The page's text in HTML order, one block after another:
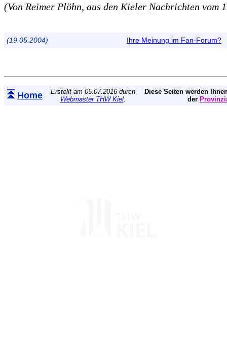
(Von Reimer Plöhn, aus den Kieler Nachrichten vom
(19.05.2004) Ihre Meinung im Fan-Forum?
Home
Erstellt am 05.07.2016 durch
Webmaster THW Kiel.
Diese Seiten werden
der